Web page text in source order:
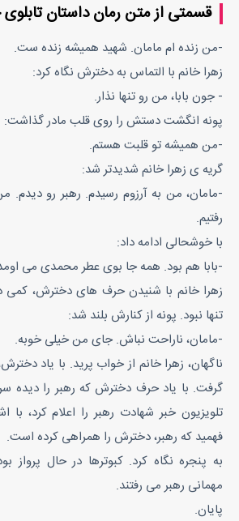
قسمتی از متن رمان داستان
-من زنده ام مامان. شهید همیشه زنده ست.
زهرا خانم با التماس به دخترش نگاه کرد:
- جون بابا، من رو تنها نذار.
پونه انگشت دستش را روی قلب مادر گذاشت:
-من همیشه تو قلبت هستم.
گریه ی زهرا خانم شدیدتر شد:
-مامان، من به آرزوم رسیدم. رهبر رو
رفتیم.
با خوشحالی ادامه داد:
-بابا هم بود. همه جا بوی عطر محمدی می
زهرا خانم با شنیدن حرف های دخترش،
تنها نبود. پونه از کنارش بلند شد:
-مامان، ناراحت نباش. جای من خیلی خوبه.
ناگهان، زهرا خانم از خواب پرید. با یاد
گرفت. با یاد حرف دخترش که رهبر را دیده
تلویزیون خبر شهادت رهبر را اعلام کرد،
فهمید که رهبر، دخترش را همراهی کرده است.
به پنجره نگاه کرد. کبوترها در حال پرواز
مهمانی رهبر می رفتند.
پایان.